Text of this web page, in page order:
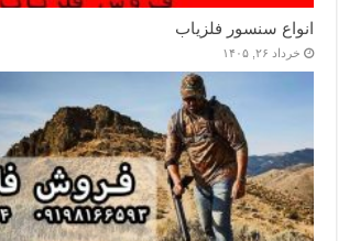
انواع سنسور فلزیاب
خرداد ۲۶, ۱۴۰۵